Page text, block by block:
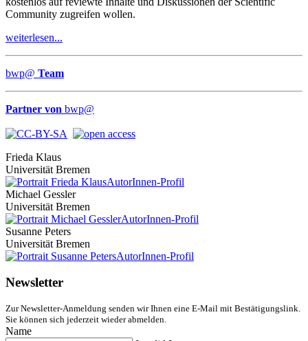
Community zugreifen wollen.
weiterlesen...
bwp@ Team
Partner von bwp@
Frieda Klaus
Universität Bremen
AutorInnen-Profil
Michael Gessler
Universität Bremen
AutorInnen-Profil
Susanne Peters
Universität Bremen
AutorInnen-Profil
Newsletter
Zur Newsletter-Anmeldung senden wir Ihnen eine E-Mail mit Bestätigungslink.
Sie können sich jederzeit wieder abmelden.
Name